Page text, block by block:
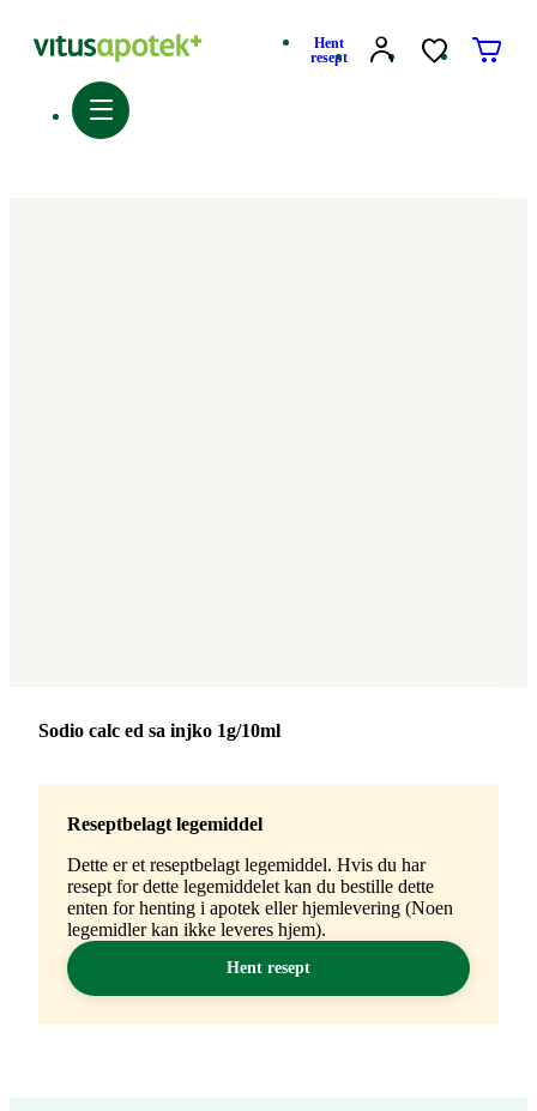
Hent
resept
Merke:
Sodio calc ed sa injko 1g/10ml
Reseptbelagt legemiddel
Dette er et reseptbelagt legemiddel. Hvis du har
resept for dette legemiddelet kan du bestille dette
enten for henting i apotek eller hjemlevering (Noen
legemidler kan ikke leveres hjem).
Hent resept